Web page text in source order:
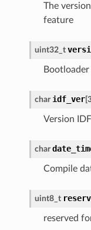
The
feature
uint32_t
char idf_ver[
Version IDF
char
Compile
uint8_t
reserved